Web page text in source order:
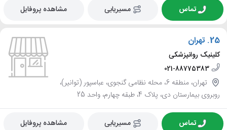
تماس مسیریابی مشاهده پروفایل
25. تهران
کلینیک روانپزشکی
021-88775383
تهران، منطقه 6، محله نظامی گنجوی، عباسپور (توانیر)،
روبروی بیمارستان دی، پلاک 4، طبقه چهارم، واحد 25
تماس مسیریابی مشاهده پروفایل